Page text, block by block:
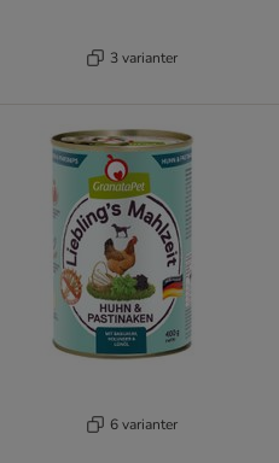
3 varianter
6 varianter